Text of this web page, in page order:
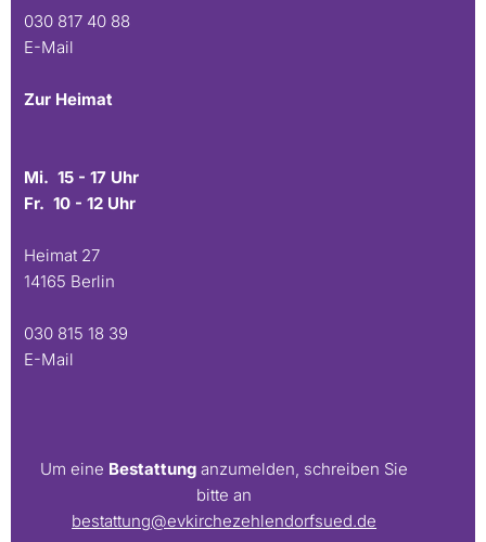
030 817 40 88
E-Mail
Zur Heimat
Mi. 15 - 17 Uhr
Fr. 10 - 12 Uhr
Heimat 27
14165 Berlin
030 815 18 39
E-Mail
Um eine Bestattung anzumelden, schreiben Sie
bitte an
bestattung@evkirchezehlendorfsued.de